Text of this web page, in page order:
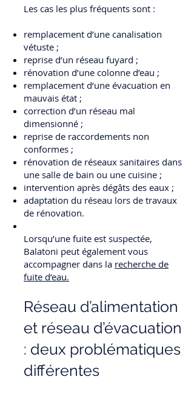
Les cas les plus fréquents sont :
remplacement d’une canalisation
vétuste ;
reprise d’un réseau fuyard ;
rénovation d’une colonne d’eau ;
remplacement d’une évacuation en
mauvais état ;
correction d’un réseau mal
dimensionné ;
reprise de raccordements non
conformes ;
rénovation de réseaux sanitaires dans
une salle de bain ou une cuisine ;
intervention après dégâts des eaux ;
adaptation du réseau lors de travaux
de rénovation.
Lorsqu’une fuite est suspectée,
Balatoni peut également vous
accompagner dans la recherche de
fuite d’eau.
Réseau d’alimentation
et réseau d’évacuation
: deux problématiques
différentes